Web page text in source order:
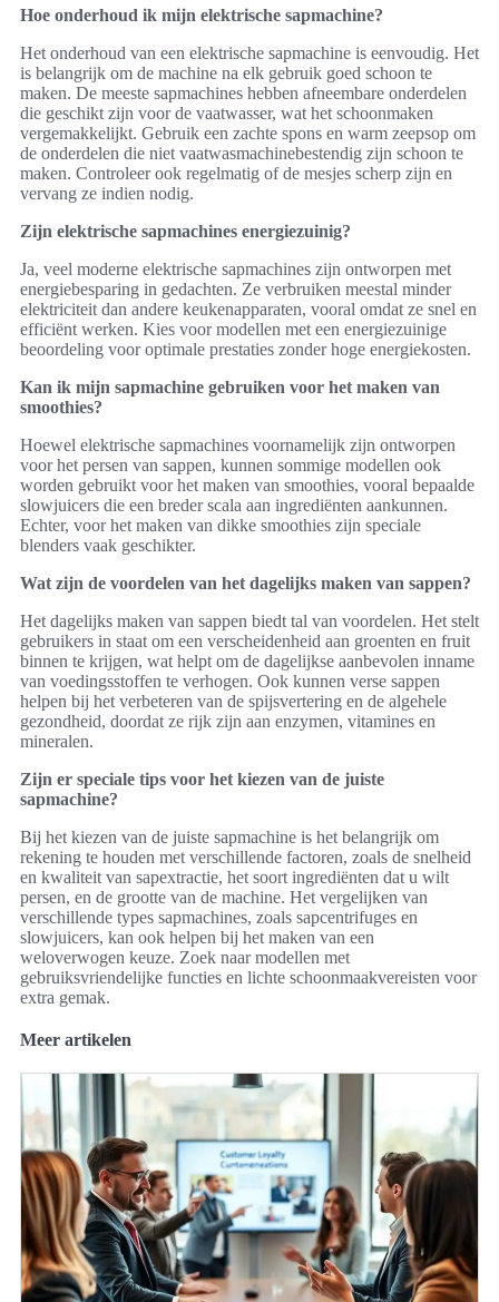
Hoe onderhoud ik mijn elektrische sapmachine?
Het onderhoud van een elektrische sapmachine is eenvoudig. Het
is belangrijk om de machine na elk gebruik goed schoon te
maken. De meeste sapmachines hebben afneembare onderdelen
die geschikt zijn voor de vaatwasser, wat het schoonmaken
vergemakkelijkt. Gebruik een zachte spons en warm zeepsop om
de onderdelen die niet vaatwasmachinebestendig zijn schoon te
maken. Controleer ook regelmatig of de mesjes scherp zijn en
vervang ze indien nodig.
Zijn elektrische sapmachines energiezuinig?
Ja, veel moderne elektrische sapmachines zijn ontworpen met
energiebesparing in gedachten. Ze verbruiken meestal minder
elektriciteit dan andere keukenapparaten, vooral omdat ze snel en
efficiënt werken. Kies voor modellen met een energiezuinige
beoordeling voor optimale prestaties zonder hoge energiekosten.
Kan ik mijn sapmachine gebruiken voor het maken van
smoothies?
Hoewel elektrische sapmachines voornamelijk zijn ontworpen
voor het persen van sappen, kunnen sommige modellen ook
worden gebruikt voor het maken van smoothies, vooral bepaalde
slowjuicers die een breder scala aan ingrediënten aankunnen.
Echter, voor het maken van dikke smoothies zijn speciale
blenders vaak geschikter.
Wat zijn de voordelen van het dagelijks maken van sappen?
Het dagelijks maken van sappen biedt tal van voordelen. Het stelt
gebruikers in staat om een verscheidenheid aan groenten en fruit
binnen te krijgen, wat helpt om de dagelijkse aanbevolen inname
van voedingsstoffen te verhogen. Ook kunnen verse sappen
helpen bij het verbeteren van de spijsvertering en de algehele
gezondheid, doordat ze rijk zijn aan enzymen, vitamines en
mineralen.
Zijn er speciale tips voor het kiezen van de juiste
sapmachine?
Bij het kiezen van de juiste sapmachine is het belangrijk om
rekening te houden met verschillende factoren, zoals de snelheid
en kwaliteit van sapextractie, het soort ingrediënten dat u wilt
persen, en de grootte van de machine. Het vergelijken van
verschillende types sapmachines, zoals sapcentrifuges en
slowjuicers, kan ook helpen bij het maken van een
weloverwogen keuze. Zoek naar modellen met
gebruiksvriendelijke functies en lichte schoonmaakvereisten voor
extra gemak.
Meer artikelen